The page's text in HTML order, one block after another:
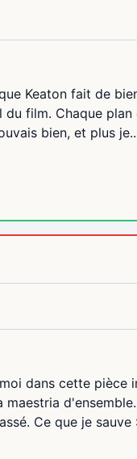
Keaton fait de
film. Chaque
bien, et plus
dans cette pièce
Ce que je sauve